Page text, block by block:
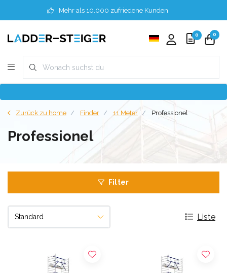
Mehr als 10.000 zufriedene Kunden
0 0
Zurück zu home Finder 11 Meter Professionel
Professionel
Filter
Liste